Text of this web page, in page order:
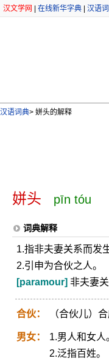
汉文学网 在线新华字典 汉语
汉语词典> 姘头的解释
姘头 pīn tóu
词典解释
1.指非夫妻关系而发
2.引申为合伙之人。
[paramour] 非夫妻
合伙： （合伙儿）
男女：
1.男人和女人
2.泛指百姓。